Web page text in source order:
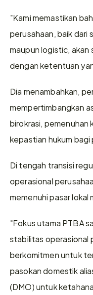
"Kami memastikan
perusahaan, baik dari
maupun logistic, akan
dengan ketentuan
Dia menambahkan,
mempertimbangkan
birokrasi,
kepastian hukum
Di tengah transisi
operasional
memenuhi pasar lokal
"Fokus utama PTBA
stabilitas operasional
berkomitmen untuk
pasokan domestik
(DMO) untuk